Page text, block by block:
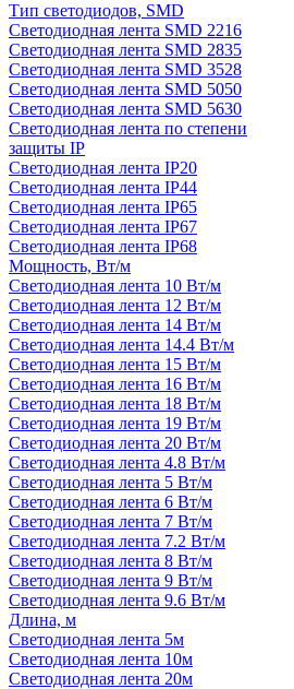
Тип светодиодов, SMD
Cветодиодная лента SMD 2216
Светодиодная лента SMD 2835
Светодиодная лента SMD 3528
Светодиодная лента SMD 5050
Светодиодная лента SMD 5630
Светодиодная лента по степени
защиты IP
Светодиодная лента IP20
Светодиодная лента IP44
Светодиодная лента IP65
Светодиодная лента IP67
Светодиодная лента IP68
Мощность, Вт/м
Светодиодная лента 10 Вт/м
Светодиодная лента 12 Вт/м
Светодиодная лента 14 Вт/м
Светодиодная лента 14.4 Вт/м
Светодиодная лента 15 Вт/м
Светодиодная лента 16 Вт/м
Светодиодная лента 18 Вт/м
Светодиодная лента 19 Вт/м
Светодиодная лента 20 Вт/м
Светодиодная лента 4.8 Вт/м
Светодиодная лента 5 Вт/м
Светодиодная лента 6 Вт/м
Светодиодная лента 7 Вт/м
Светодиодная лента 7.2 Вт/м
Светодиодная лента 8 Вт/м
Светодиодная лента 9 Вт/м
Светодиодная лента 9.6 Вт/м
Длина, м
Светодиодная лента 5м
Светодиодная лента 10м
Светодиодная лента 20м